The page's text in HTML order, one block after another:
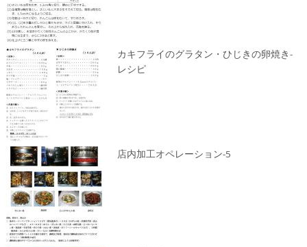
カキフライのグラタン・ひじきの卵焼き-
レシピ
店内加工オペレーション-5